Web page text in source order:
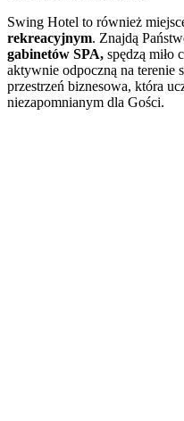
Swing Hotel to również
rekreacyjnym. Znajdą
gabinetów SPA, spędzą miło
aktywnie odpoczną na terenie
przestrzeń biznesowa, która
niezapomnianym dla Gości.